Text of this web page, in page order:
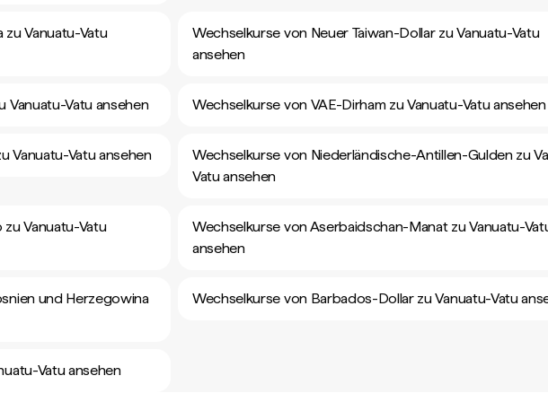
zu Vanuatu-Vatu
Wechselkurse von Neuer Taiwan-Dollar zu Vanuatu-Vatu
ansehen
Vanuatu-Vatu ansehen Wechselkurse von VAE-Dirham zu Vanuatu-Vatu ansehen
Vanuatu-Vatu ansehen
Wechselkurse von Niederländische-Antillen-Gulden zu
Vatu ansehen
Vanuatu-Vatu
Wechselkurse von Aserbaidschan-Manat zu Vanuatu-
ansehen
und Herzegowina
Wechselkurse von Barbados-Dollar zu Vanuatu-Vatu
Vatu ansehen